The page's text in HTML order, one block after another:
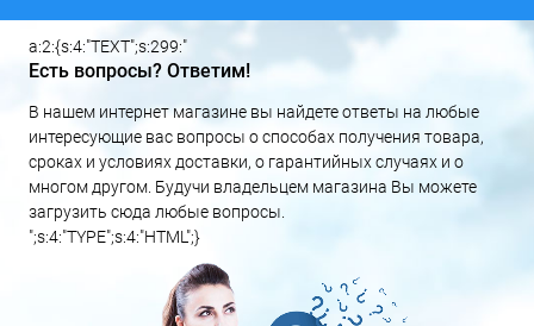
a:2:{s:4:"TEXT";s:299:"
Есть вопросы? Ответим!
В нашем интернет магазине вы найдете ответы на любые
интересующие вас вопросы о способах получения товара,
сроках и условиях доставки, о гарантийных случаях и о
многом другом. Будучи владельцем магазина Вы можете
загрузить сюда любые вопросы.
";s:4:"TYPE";s:4:"HTML";}